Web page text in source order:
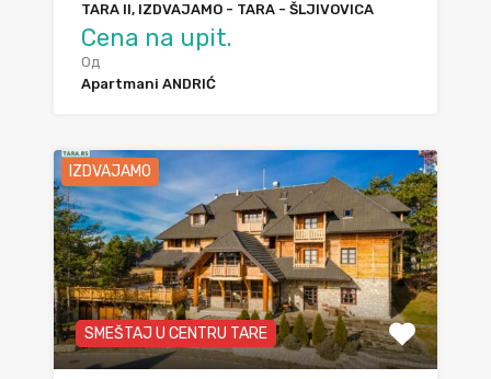
TARA II, IZDVAJAMO - TARA - ŠLJIVOVICA
Cena na upit.
Од
Apartmani ANDRIĆ
IZDVAJAMO
SMEŠTAJ U CENTRU TARE